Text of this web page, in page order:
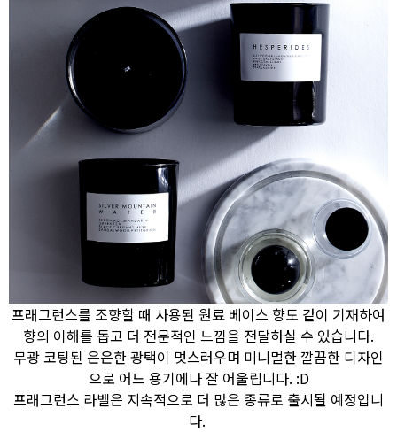
프래그런스를 조향할 때 사용된 원료 베이스 향도 같이 기재하여
향의 이해를 돕고 더 전문적인 느낌을 전달하실 수 있습니다.
무광 코팅된 은은한 광택이 멋스러우며 미니멀한 깔끔한 디자인
으로 어느 용기에나 잘 어울립니다. :D
프래그런스 라벨은 지속적으로 더 많은 종류로 출시될 예정입니
다.